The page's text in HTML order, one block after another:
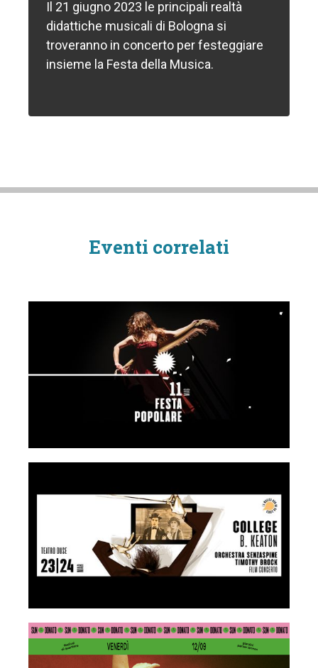
Il 21 giugno 2023 le principali realtà
didattiche musicali di Bologna si
troveranno in concerto per festeggiare
insieme la Festa della Musica.
Eventi correlati